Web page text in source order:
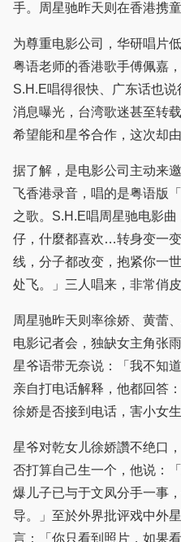
手。周星驰昨天则在香港携
为尊重电影公司，华研唱片
粤语老师的香港歌手傅佩嘉
S.H.E唱得很快、广东话也
消息曝光，台湾歌迷甚至转
希望能和星爷合作，这次却
据了解，是电影公司主动来
飞香港录音，唱的是粤语版
之歌。S.H.E唱周星驰电影
仔，什麼都喜欢…转身变一
线，分子都改变，抱紧你一
处飞。」三人唱来，非常俏皮
周星驰昨天则率徐娇、黄蕾
电影记者会，独缺女主角张
星爷语带无奈说：「我不知
亲自打电话解释，他都回答
徐娇是否接到电话，害小女
星爷对乾女儿徐娇讚不绝口
否打算自己生一个，他说：
爆儿子已与于文凤分手一事
导。」至於外界批评戏中外
言：「你只看到照片，如果